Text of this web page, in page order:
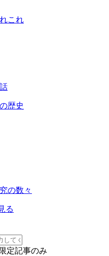
これ
歴史
の数々
る
定記事のみ